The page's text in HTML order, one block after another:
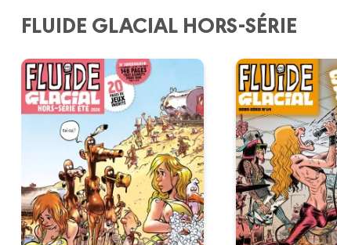
FLUIDE GLACIAL HORS-SÉRIE